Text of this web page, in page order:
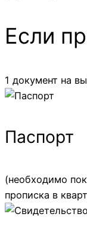
Если
1 документ на
Паспорт
(необходимо
прописка в